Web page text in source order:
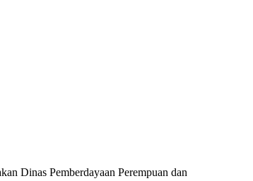
Dinas Pemberdayaan Perempuan dan